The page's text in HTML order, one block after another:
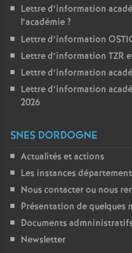
Lettre d’information
l’académie?
Lettre d’information
Lettre d’information TZR
Lettre d’information
Lettre d’information
2026
SNES DORDOGNE
Actualités et actions
Les instances
Nous contacter ou nous
Présentation de quelques
Documents admninistratifs
Newsletter